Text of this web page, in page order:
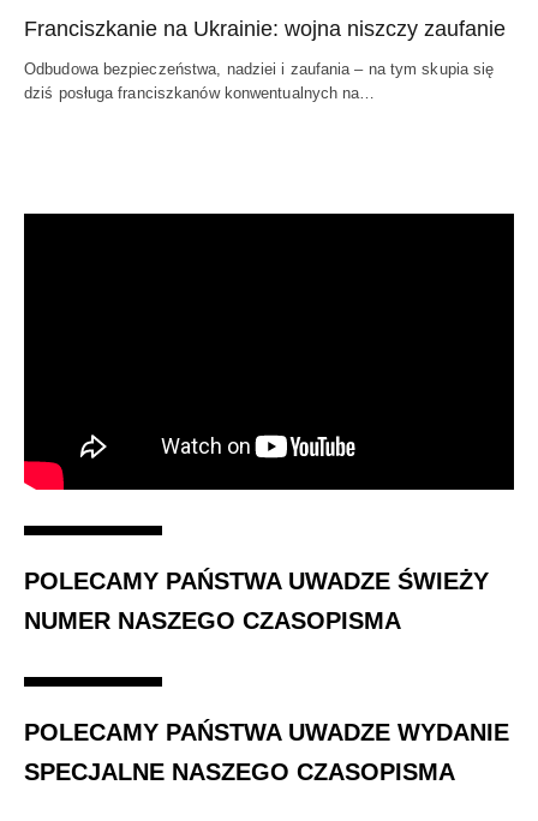
Franciszkanie na Ukrainie: wojna niszczy zaufanie
Odbudowa bezpieczeństwa, nadziei i zaufania – na tym skupia się
dziś posługa franciszkanów konwentualnych na…
POLECAMY PAŃSTWA UWADZE ŚWIEŻY
NUMER NASZEGO CZASOPISMA
POLECAMY PAŃSTWA UWADZE WYDANIE
SPECJALNE NASZEGO CZASOPISMA